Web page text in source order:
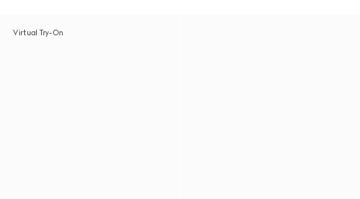
Virtual Try-On